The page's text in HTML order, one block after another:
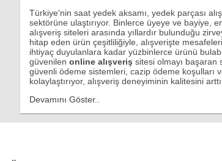
Türkiye'nin saat yedek aksamı, yedek parçası
sektörüne ulaştırıyor. Binlerce üyeye ve bayiye,
alışveriş siteleri arasında yıllardır bulunduğu
hitap eden ürün çeşitliliğiyle, alışverişte
ihtiyaç duyulanlara kadar yüzbinlerce ürünü
güvenilen online alışveriş sitesi olmayı
güvenli ödeme sistemleri, cazip ödeme koşulları
kolaylaştırıyor, alışveriş deneyiminin kalitesini
Devamını Göster..